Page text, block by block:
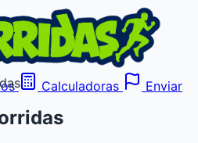
Calculadoras
Enviar